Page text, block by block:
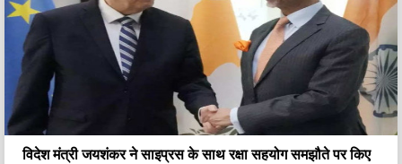
विदेश मंत्री जयशंकर ने साइप्रस के साथ रक्षा सहयोग समझौते पर किए